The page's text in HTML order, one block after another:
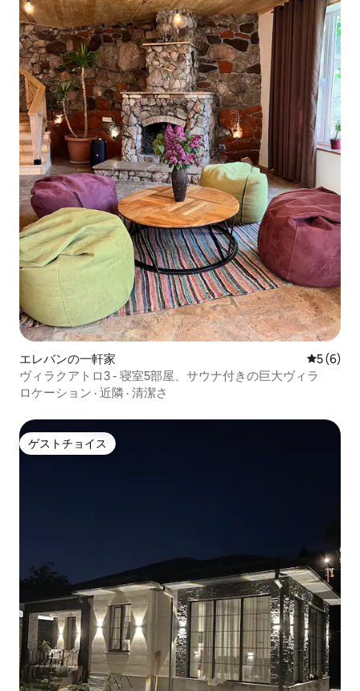
エレバンの一軒家 レビュー
5 (6)
ヴィラクアトロ3 - 寝室5部屋、サウナ付きの巨大ヴィラ
ロケーション · 近隣 · 清潔さ
ゲストチョイス
ゲストチョイス